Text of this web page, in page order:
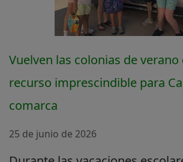
Vuelven las colonias de verano
recurso imprescindible para
comarca
25 de junio de 2026